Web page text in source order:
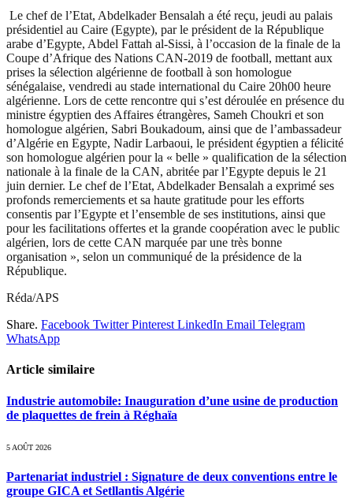
Le chef de l’Etat, Abdelkader Bensalah a été reçu, jeudi au palais
présidentiel au Caire (Egypte), par le président de la République
arabe d’Egypte, Abdel Fattah al-Sissi, à l’occasion de la finale de la
Coupe d’Afrique des Nations CAN-2019 de football, mettant aux
prises la sélection algérienne de football à son homologue
sénégalaise, vendredi au stade international du Caire 20h00 heure
algérienne. Lors de cette rencontre qui s’est déroulée en présence du
ministre égyptien des Affaires étrangères, Sameh Choukri et son
homologue algérien, Sabri Boukadoum, ainsi que de l’ambassadeur
d’Algérie en Egypte, Nadir Larbaoui, le président égyptien a félicité
son homologue algérien pour la « belle » qualification de la sélection
nationale à la finale de la CAN, abritée par l’Egypte depuis le 21
juin dernier. Le chef de l’Etat, Abdelkader Bensalah a exprimé ses
profonds remerciements et sa haute gratitude pour les efforts
consentis par l’Egypte et l’ensemble de ses institutions, ainsi que
pour les facilitations offertes et la grande coopération avec le public
algérien, lors de cette CAN marquée par une très bonne
organisation », selon un communiqué de la présidence de la
République.
Réda/APS
Share. Facebook Twitter Pinterest LinkedIn Email Telegram
WhatsApp
Article similaire
Industrie automobile: Inauguration d’une usine de production
de plaquettes de frein à Réghaïa
5 AOÛT 2026
Partenariat industriel : Signature de deux conventions entre le
groupe GICA et Setllantis Algérie